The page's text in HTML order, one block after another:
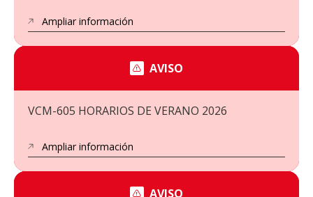
Ampliar información
AVISO
VCM-605 HORARIOS DE VERANO 2026
Ampliar información
AVISO